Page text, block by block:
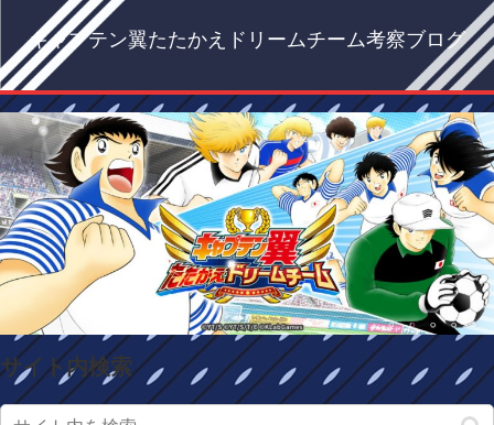
キャプテン翼たたかえドリームチーム考察ブログ
サイト内検索